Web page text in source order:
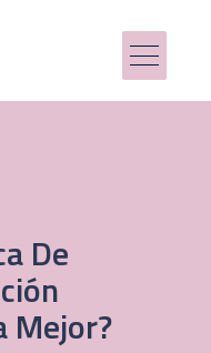
De
Mejor?